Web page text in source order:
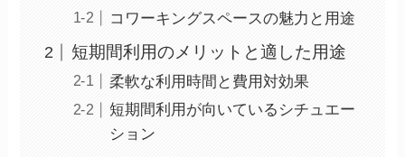
コワーキングスペースの魅力と用途
短期間利用のメリットと適した用途
柔軟な利用時間と費用対効果
短期間利用が向いているシチュエー
ション